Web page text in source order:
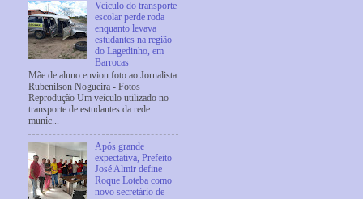
Veículo do transporte
escolar perde roda
enquanto levava
estudantes na região
do Lagedinho, em
Barrocas
Mãe de aluno enviou foto ao Jornalista
Rubenilson Nogueira - Fotos
Reprodução Um veículo utilizado no
transporte de estudantes da rede
munic...
Após grande
expectativa, Prefeito
José Almir define
Roque Loteba como
novo secretário de